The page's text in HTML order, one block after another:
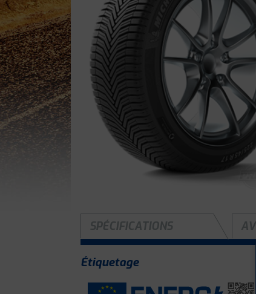
SPÉCIFICATIONS
Étiquetage